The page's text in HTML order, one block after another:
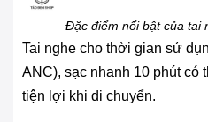
Đặc điểm nổi bật của tai
Tai nghe cho thời gian sử
ANC), sạc nhanh 10 phút có
tiện lợi khi di chuyển.